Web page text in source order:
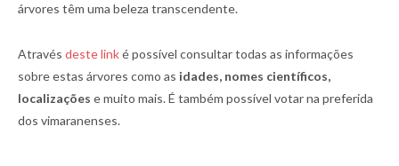
árvores têm uma beleza transcendente.
Através deste linké possível consultar todas as informações
sobre estas árvores como as idades, nomes científicos,
localizações e muito mais. É também possível votar na preferida
dos vimaranenses.